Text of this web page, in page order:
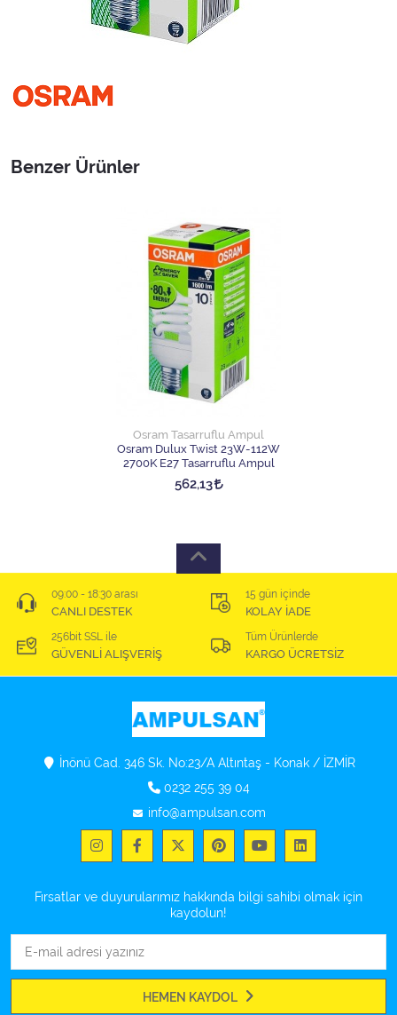
Benzer Ürünler
Osram Tasarruflu Ampul
Osram Dulux Twist 23W-112W
2700K E27 Tasarruflu Ampul
562,13
09:00 - 18:30 arası
CANLI DESTEK
15 gün içinde
KOLAY İADE
256bit SSL ile
GÜVENLİ ALIŞVERİŞ
Tüm Ürünlerde
KARGO ÜCRETSİZ
İnönü Cad. 346 Sk. No:23/A Altıntaş - Konak / İZMİR
0232 255 39 04
info@ampulsan.com
Fırsatlar ve duyurularımız hakkında bilgi sahibi olmak için
kaydolun!
HEMEN KAYDOL